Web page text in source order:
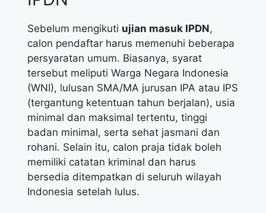
Sebelum mengikuti ujian masuk IPDN,
calon pendaftar harus memenuhi beberapa
persyaratan umum. Biasanya, syarat
tersebut meliputi Warga Negara Indonesia
(WNI), lulusan SMA/MA jurusan IPA atau IPS
(tergantung ketentuan tahun berjalan), usia
minimal dan maksimal tertentu, tinggi
badan minimal, serta sehat jasmani dan
rohani. Selain itu, calon praja tidak boleh
memiliki catatan kriminal dan harus
bersedia ditempatkan di seluruh wilayah
Indonesia setelah lulus.